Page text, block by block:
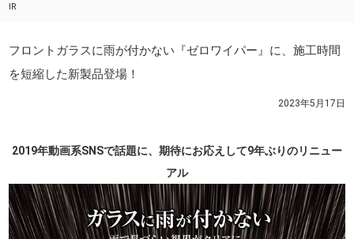
IR
フロントガラスに雨が付かない『ゼロワイパー』に、施工時間
を短縮した新製品登場！
2023年5月17日
2019年動画系SNSで話題に、期待にお応えして9年ぶりのリニュー
アル